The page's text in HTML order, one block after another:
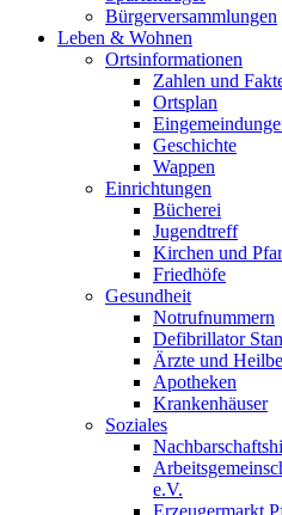
Bürgerversammlungen
Leben & Wohnen
Ortsinformationen
Zahlen und
Ortsplan
Geschichte
Wappen
Einrichtungen
Bücherei
Jugendtreff
Kirchen und
Friedhöfe
Gesundheit
Notrufnummern
Defibrillator
Ärzte und
Apotheken
Krankenhäuser
Soziales
e.V.
Erzeugermarkt